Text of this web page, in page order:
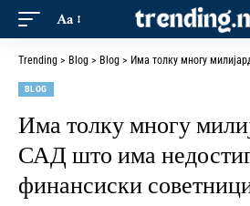
Aa
Trending > Blog > Blog > Има толку многу милијардери во САД
BLOG
Има толку многу
САД што има
финансиски